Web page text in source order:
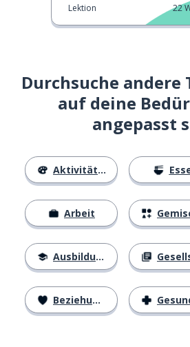
Lektion 22
Durchsuche andere
auf deine
angepasst
Aktivitäten
Arbeit
Ausbildung
Beziehungen